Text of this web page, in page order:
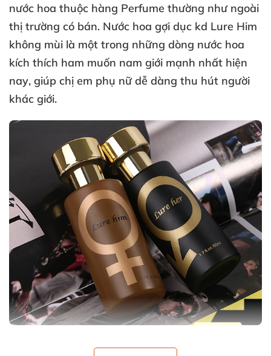
nước hoa thuộc hàng Perfume thường như ngoài
thị trường có bán. Nước hoa gợi dục kd Lure Him
không mùi là một trong những dòng nước hoa
kích thích ham muốn nam giới mạnh nhất hiện
nay, giúp chị em phụ nữ dễ dàng thu hút người
khác giới.
Nước hoa Lure Him sẽ giúp nữ giới tỏa ra pheromone